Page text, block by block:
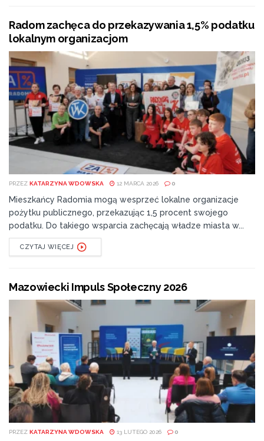
Radom zachęca do przekazywania 1,5% podatku
lokalnym organizacjom
PRZEZ KATARZYNA WDOWSKA 12 MARCA 2026 0
Mieszkańcy Radomia mogą wesprzeć lokalne organizacje
pożytku publicznego, przekazując 1,5 procent swojego
podatku. Do takiego wsparcia zachęcają władze miasta w...
CZYTAJ WIĘCEJ
Mazowiecki Impuls Społeczny 2026
PRZEZ KATARZYNA WDOWSKA 13 LUTEGO 2026 0